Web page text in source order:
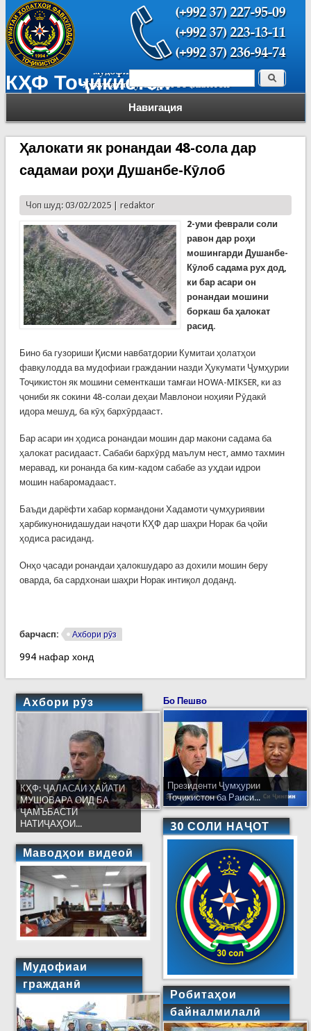
КҲФ Тоҷикистон
Навигация
Форма поиска Поиск
Ҳалокати як ронандаи 48-сола дар
садамаи роҳи Душанбе-Кӯлоб
Чоп шуд: 03/02/2025 | redaktor
2-уми феврали соли
равон дар роҳи
мошингарди Душанбе-
Кӯлоб садама рух дод,
ки бар асари он
ронандаи мошини
боркаш ба ҳалокат
расид.
Бино ба гузориши Қисми навбатдории Кумитаи ҳолатҳои
фавқулодда ва мудофиаи граждании назди Ҳукумати Ҷумҳурии
Тоҷикистон як мошини сементкаши тамғаи HOWA-MIKSER, ки аз
ҷониби як сокини 48-солаи деҳаи Мавлонои ноҳияи Рӯдакӣ
идора мешуд, ба кӯҳ бархӯрдааст.
Бар асари ин ҳодиса ронандаи мошин дар макони садама ба
ҳалокат расидааст. Сабаби бархӯрд маълум нест, аммо тахмин
меравад, ки ронанда ба ким-кадом сабабе аз уҳдаи идрои
мошин набаромадааст.
Баъди дарёфти хабар кормандони Хадамоти ҷумҳуриявии
ҳарбикунонидашудаи наҷоти КҲФ дар шаҳри Норак ба ҷойи
ҳодиса расиданд.
Онҳо ҷасади ронандаи ҳалокшударо аз дохили мошин беру
оварда, ба сардхонаи шаҳри Норак интиқол доданд.
барчасп: Ахбори рӯз
994 нафар хонд
Ахбори рӯз
КҲФ: ҶАЛАСАИ ҲАЙАТИ
МУШОВАРА ОИД БА
ҶАМЪБАСТИ
НАТИҶАҲОИ...
Маводҳои видеоӣ
Мудофиаи
гражданӣ
Бо Пешво
Президенти Ҷумҳурии
Тоҷикистон ба Раиси...
30 СОЛИ НАҶОТ
Робитаҳои
байналмилалӣ